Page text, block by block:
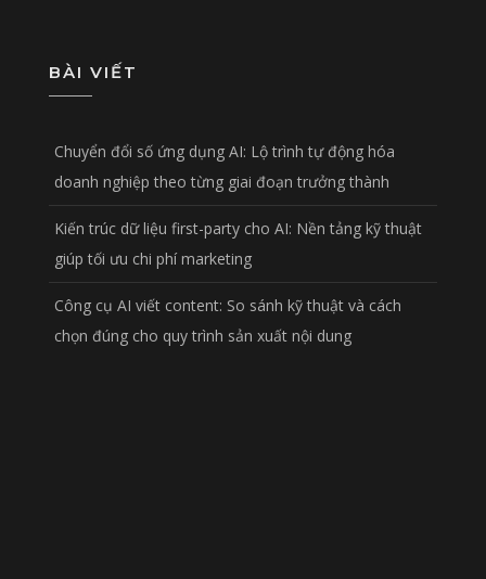
BÀI VIẾT
Chuyển đổi số ứng dụng AI: Lộ trình tự động hóa
doanh nghiệp theo từng giai đoạn trưởng thành
Kiến trúc dữ liệu first-party cho AI: Nền tảng kỹ thuật
giúp tối ưu chi phí marketing
Công cụ AI viết content: So sánh kỹ thuật và cách
chọn đúng cho quy trình sản xuất nội dung